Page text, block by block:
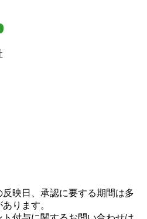
映日、承認に要する期間は多
ります。